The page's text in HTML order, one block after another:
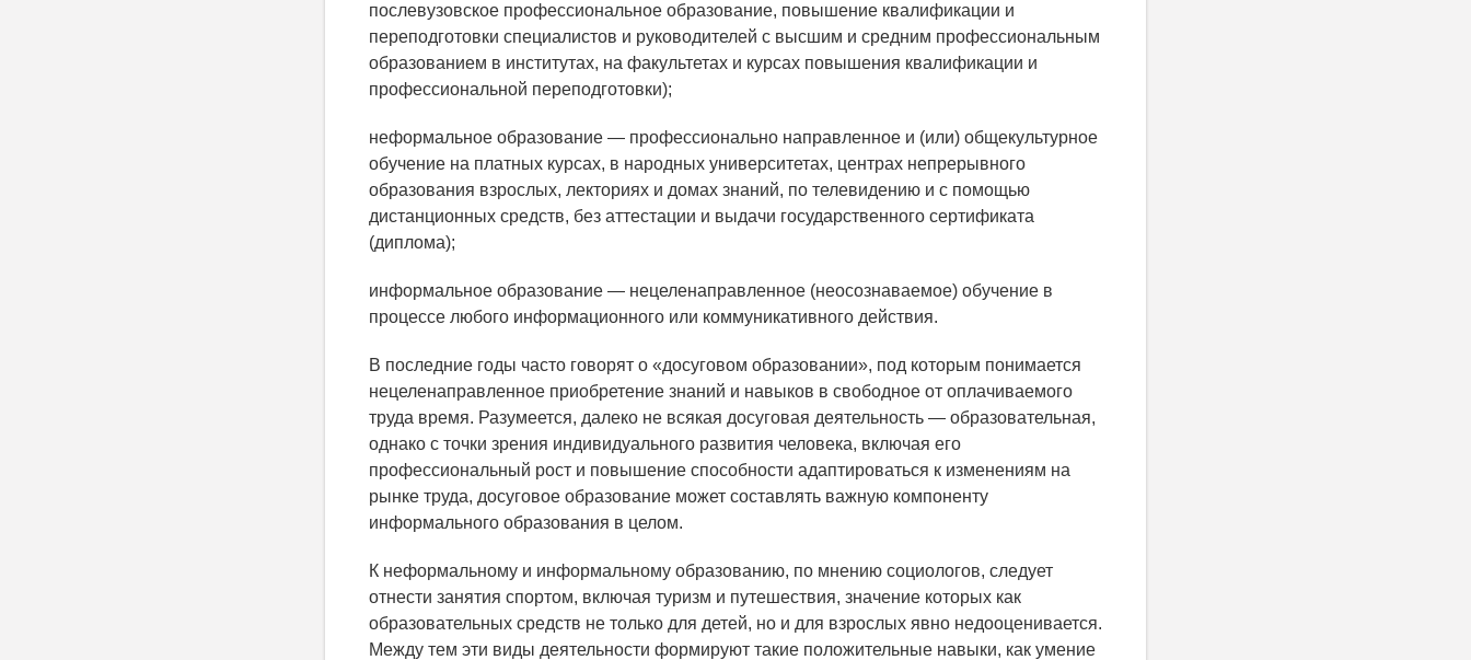
послевузовское профессиональное образование, повышение квалификации и
переподготовки специалистов и руководителей с высшим и средним профессиональным
образованием в институтах, на факультетах и курсах повышения квалификации и
профессиональной переподготовки);
неформальное образование — профессионально направленное и (или) общекультурное
обучение на платных курсах, в народных университетах, центрах непрерывного
образования взрослых, лекториях и домах знаний, по телевидению и с помощью
дистанционных средств, без аттестации и выдачи государственного сертификата
(диплома);
информальное образование — нецеленаправленное (неосознаваемое) обучение в
процессе любого информационного или коммуникативного действия.
В последние годы часто говорят о «досуговом образовании», под которым понимается
нецеленаправленное приобретение знаний и навыков в свободное от оплачиваемого
труда время. Разумеется, далеко не всякая досуговая деятельность — образовательная,
однако с точки зрения индивидуального развития человека, включая его
профессиональный рост и повышение способности адаптироваться к изменениям на
рынке труда, досуговое образование может составлять важную компоненту
информального образования в целом.
К неформальному и информальному образованию, по мнению социологов, следует
отнести занятия спортом, включая туризм и путешествия, значение которых как
образовательных средств не только для детей, но и для взрослых явно недооценивается.
Между тем эти виды деятельности формируют такие положительные навыки, как умение